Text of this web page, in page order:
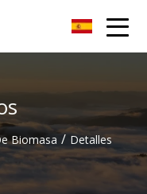
Biomasa / Detalles